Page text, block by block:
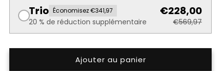
Trio Économisez €341,97
20 % de réduction supplémentaire
€228,00
€569,97
Ajouter au panier